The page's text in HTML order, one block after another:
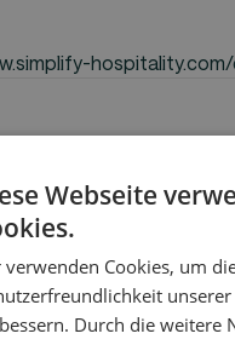
ist eine
speziell für
Ferienwohnungen
wurde. Sie bietet
Webseite
verwenden Cookies, um
unserer
Durch die weitere